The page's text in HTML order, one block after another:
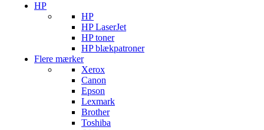
HP
HP
HP LaserJet
HP toner
HP blækpatroner
Flere mærker
Xerox
Canon
Epson
Lexmark
Brother
Toshiba